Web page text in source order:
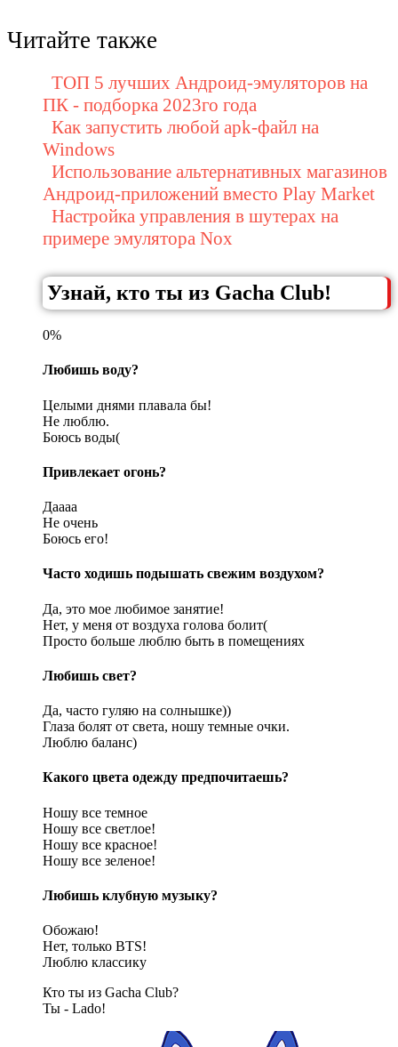
Читайте также
ТОП 5 лучших Андроид-эмуляторов на
ПК - подборка 2023го года
Как запустить любой apk-файл на
Windows
Использование альтернативных магазинов
Андроид-приложений вместо Play Market
Настройка управления в шутерах на
примере эмулятора Nox
Узнай, кто ты из Gacha Club!
0%
Любишь воду?
Целыми днями плавала бы!
Не люблю.
Боюсь воды(
Привлекает огонь?
Даааа
Не очень
Боюсь его!
Часто ходишь подышать свежим воздухом?
Да, это мое любимое занятие!
Нет, у меня от воздуха голова болит(
Просто больше люблю быть в помещениях
Любишь свет?
Да, часто гуляю на солнышке))
Глаза болят от света, ношу темные очки.
Люблю баланс)
Какого цвета одежду предпочитаешь?
Ношу все темное
Ношу все светлое!
Ношу все красное!
Ношу все зеленое!
Любишь клубную музыку?
Обожаю!
Нет, только BTS!
Люблю классику
Кто ты из Gacha Club?
Ты - Lado!